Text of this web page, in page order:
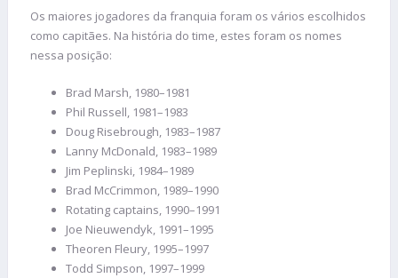
Os maiores jogadores da franquia foram os vários escolhidos
como capitães. Na história do time, estes foram os nomes
nessa posição:
Brad Marsh, 1980–1981
Phil Russell, 1981–1983
Doug Risebrough, 1983–1987
Lanny McDonald, 1983–1989
Jim Peplinski, 1984–1989
Brad McCrimmon, 1989–1990
Rotating captains, 1990–1991
Joe Nieuwendyk, 1991–1995
Theoren Fleury, 1995–1997
Todd Simpson, 1997–1999